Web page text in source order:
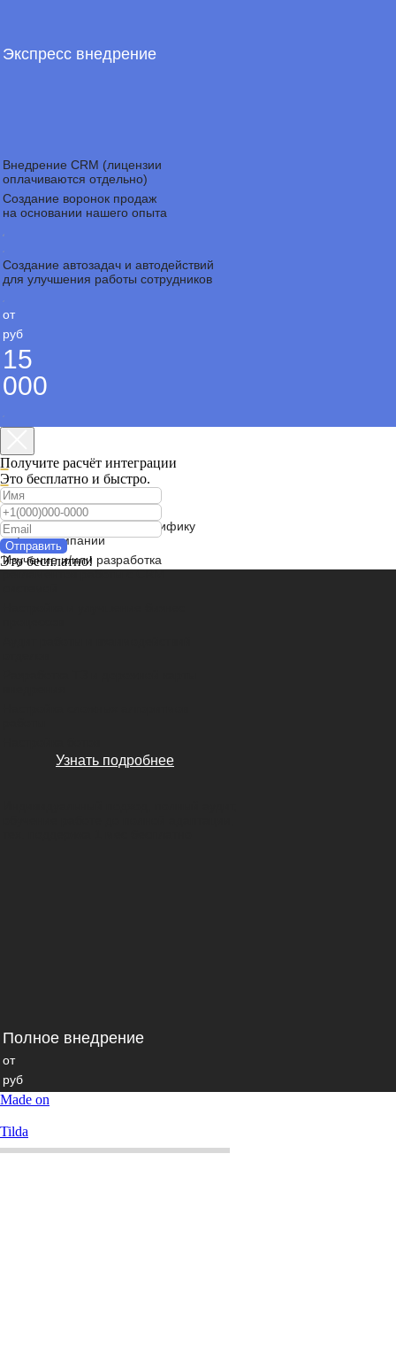
Экспресс внедрение
Внедрение CRM (лицензии
оплачиваются отдельно)
Создание воронок продаж
на основании нашего опыта
Создание автозадач и автодействий
для улучшения работы сотрудников
от
руб
15
000
Полное погружение в специфику
работы компании
Изучение и/или разработка
регламентов работы с CRM
Узнать подробнее
Полное внедрение
от
руб
150
000
Получите расчёт интеграции
Это бесплатно и быстро.
Отправить
Это бесплатно!
Made on
Tilda